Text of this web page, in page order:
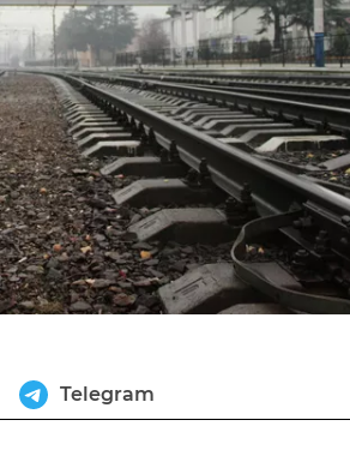
Telegram